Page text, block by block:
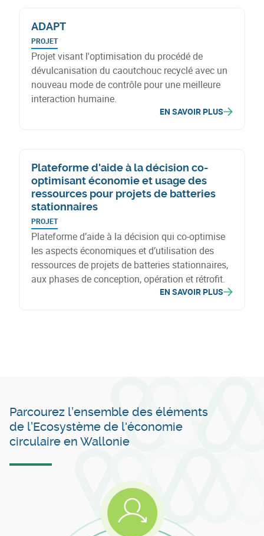
ADAPT
PROJET
Projet visant l'optimisation du procédé de
dévulcanisation du caoutchouc recyclé avec un
nouveau mode de contrôle pour une meilleure
interaction humaine.
EN SAVOIR PLUS
Plateforme d'aide à la décision co-
optimisant économie et usage des
ressources pour projets de batteries
stationnaires
PROJET
Plateforme d’aide à la décision qui co-optimise
les aspects économiques et d’utilisation des
ressources de projets de batteries stationnaires,
aux phases de conception, opération et rétrofit.
EN SAVOIR PLUS
Parcourez l’ensemble des éléments
de l’Ecosystème de l'économie
circulaire en Wallonie